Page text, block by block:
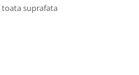
toata suprafata